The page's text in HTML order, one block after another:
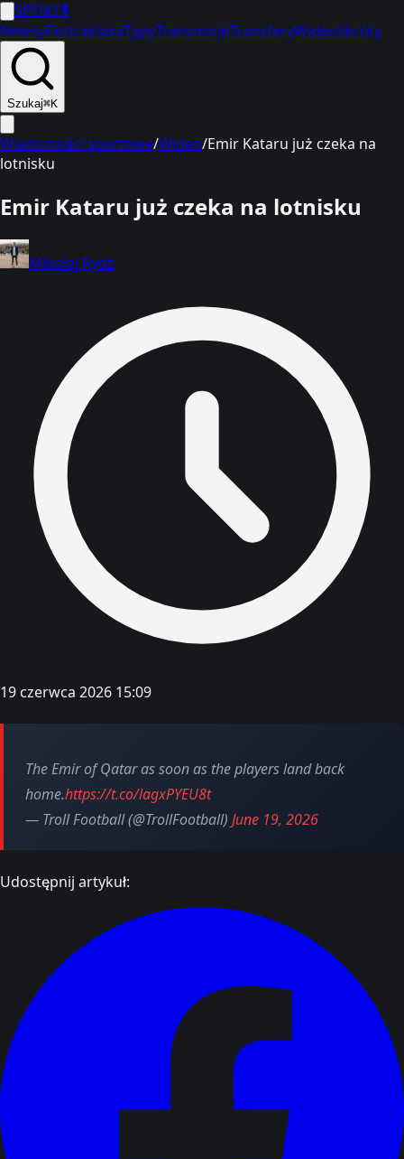
SPORT1
NewsyEkstraklasaTypyTransmisjeTransferyWideoSkróty
Szukaj⌘K
Wiadomości sportowe/Wideo/Emir Kataru już czeka na
lotnisku
Emir Kataru już czeka na lotnisku
Mikołaj Rydz
19 czerwca 2026 15:09
The Emir of Qatar as soon as the players land back
home.https://t.co/lagxPYEU8t
— Troll Football (@TrollFootball) June 19, 2026
Udostępnij artykuł: